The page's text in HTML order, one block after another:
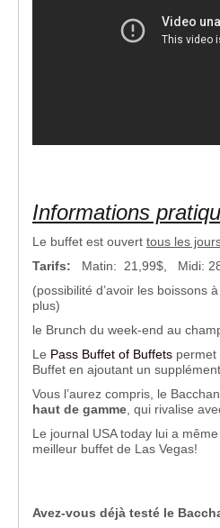
Informations
Le buffet est ouvert tous les
Tarifs: Matin: 21,99$, Midi:
(possibilité d’avoir les boissons
plus)
le Brunch du week-end au
Le Pass Buffet of Buffets permet
Buffet en ajoutant un
Vous l’aurez compris, le
haut de gamme , qui rivalise
Le journal USA today lui a
meilleur buffet de Las Vegas!
Avez-vous déjà testé le